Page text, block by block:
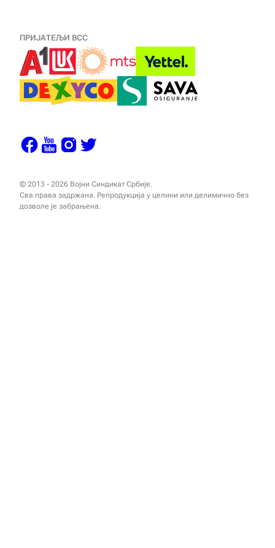
ПРИЈАТЕЉИ ВСС
© 2013 - 2026 Војни Синдикат Србије.
Сва права задржана. Репродукција у целини или делимично без
дозволе је забрањена.